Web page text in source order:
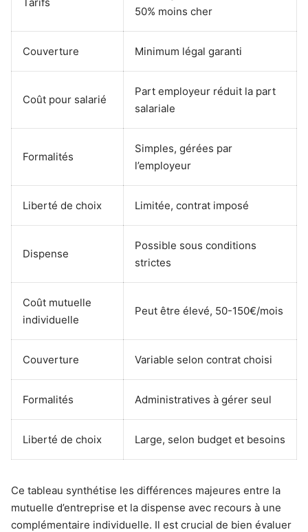
50% moins cher
Couverture Minimum légal garanti
Coût pour salarié
Part employeur réduit la part
salariale
Formalités
Simples, gérées par
l’employeur
Liberté de choix Limitée, contrat imposé
Dispense
Possible sous conditions
strictes
Coût mutuelle
individuelle
Peut être élevé, 50-150€/mois
Couverture Variable selon contrat choisi
Formalités Administratives à gérer seul
Liberté de choix Large, selon budget et besoins
Ce tableau synthétise les différences majeures entre la
mutuelle d’entreprise et la dispense avec recours à une
complémentaire individuelle. Il est crucial de bien évaluer